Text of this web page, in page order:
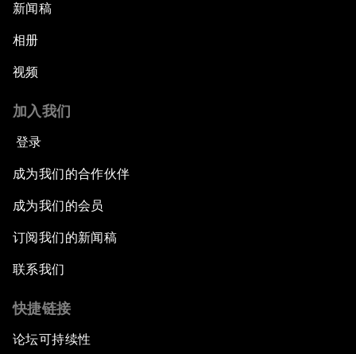
新闻稿
相册
视频
加入我们
登录
成为我们的合作伙伴
成为我们的会员
订阅我们的新闻稿
联系我们
快捷链接
论坛可持续性